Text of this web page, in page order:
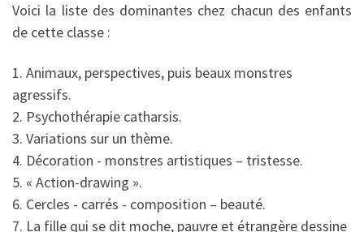
Voici la liste des dominantes chez chacun des enfants
de cette classe :
1. Animaux, perspectives, puis beaux monstres
agressifs.
2. Psychothérapie catharsis.
3. Variations sur un thème.
4. Décoration - monstres artistiques – tristesse.
5. « Action-drawing ».
6. Cercles - carrés - composition – beauté.
7. La fille qui se dit moche, pauvre et étrangère dessine